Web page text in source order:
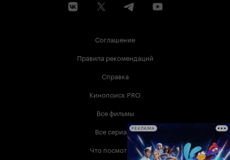
Соглашение
Правила рекомендаций
Справка
Кинопоиск PRO
Все фильмы
Все сериалы
Что посмотреть
РЕКЛАМА